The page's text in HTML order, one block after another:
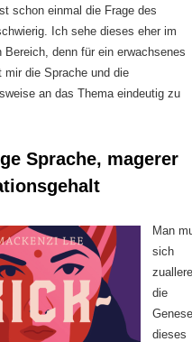
schon einmal die Frage des
Ich sehe dieses eher im
Bereich, denn für ein erwachsenes
mir die Sprache und die
an das Thema eindeutig zu
Sprache, magerer
Man
sich
die
Genese
dieses